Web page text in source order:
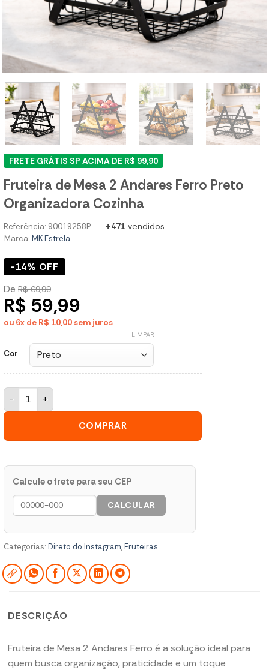
FRETE GRÁTIS SP ACIMA DE R$ 99,90
Fruteira de Mesa 2 Andares Ferro Preto
Organizadora Cozinha
Referência: 90019258P +471 vendidos
Marca: MK Estrela
-14% OFF
De R$ 69,99
R$ 59,99
ou 6x de R$ 10,00 sem juros
Cor
LIMPAR
Fruteira de Mesa 2 Andares Ferro Preto Organizadora
COMPRAR
Calcule o frete para seu CEP
CALCULAR
Categorias: Direto do Instagram,Fruteiras
DESCRIÇÃO
Fruteira de Mesa 2 Andares Ferro é a solução ideal para
quem busca organização, praticidade e um toque